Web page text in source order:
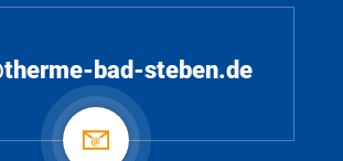
bad-steben.de